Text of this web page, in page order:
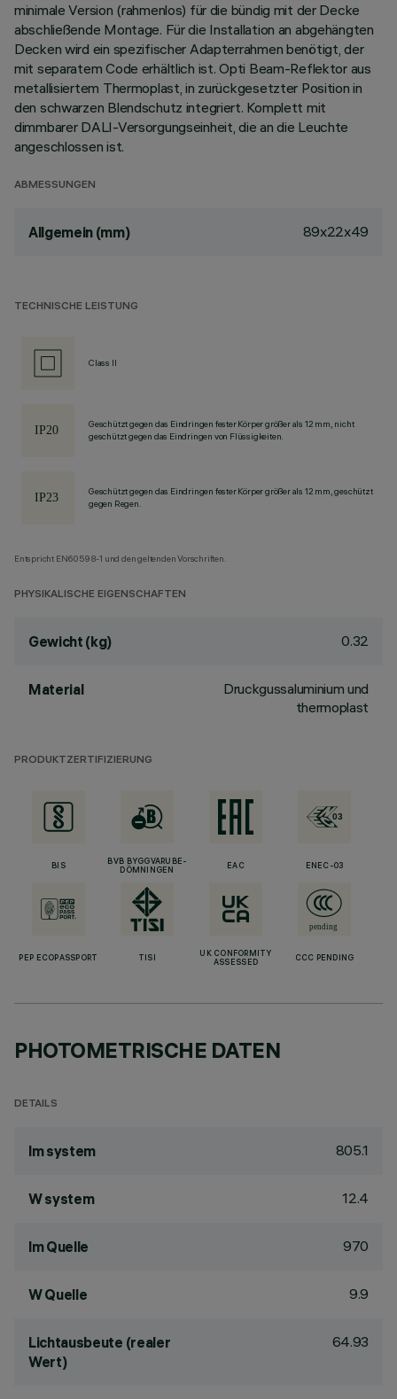
minimale Version (rahmenlos) für die bündig mit der Decke
abschließende Montage. Für die Installation an abgehängten
Decken wird ein spezifischer Adapterrahmen benötigt, der
mit separatem Code erhältlich ist. Opti Beam-Reflektor aus
metallisiertem Thermoplast, in zurückgesetzter Position in
den schwarzen Blendschutz integriert. Komplett mit
dimmbarer DALI-Versorgungseinheit, die an die Leuchte
angeschlossen ist.
ABMESSUNGEN
Allgemein (mm) 89x22x49
TECHNISCHE LEISTUNG
Class II
Geschützt gegen das Eindringen fester Körper größer als 12 mm, nicht
geschützt gegen das Eindringen von Flüssigkeiten.
Geschützt gegen das Eindringen fester Körper größer als 12 mm, geschützt
gegen Regen.
Entspricht EN60598-1 und den geltenden Vorschriften.
PHYSIKALISCHE EIGENSCHAFTEN
Gewicht (kg) 0.32
Material
Druckgussaluminium und
thermoplast
PRODUKTZERTIFIZIERUNG
BIS
BVB BYGGVARUBE-
DÖMNINGEN
EAC ENEC-03
PEP ECOPASSPORT TISI
UK CONFORMITY
ASSESSED
CCC PENDING
PHOTOMETRISCHE DATEN
DETAILS
lm system 805.1
W system 12.4
lm Quelle 970
W Quelle 9.9
Lichtausbeute (realer
Wert)
64.93